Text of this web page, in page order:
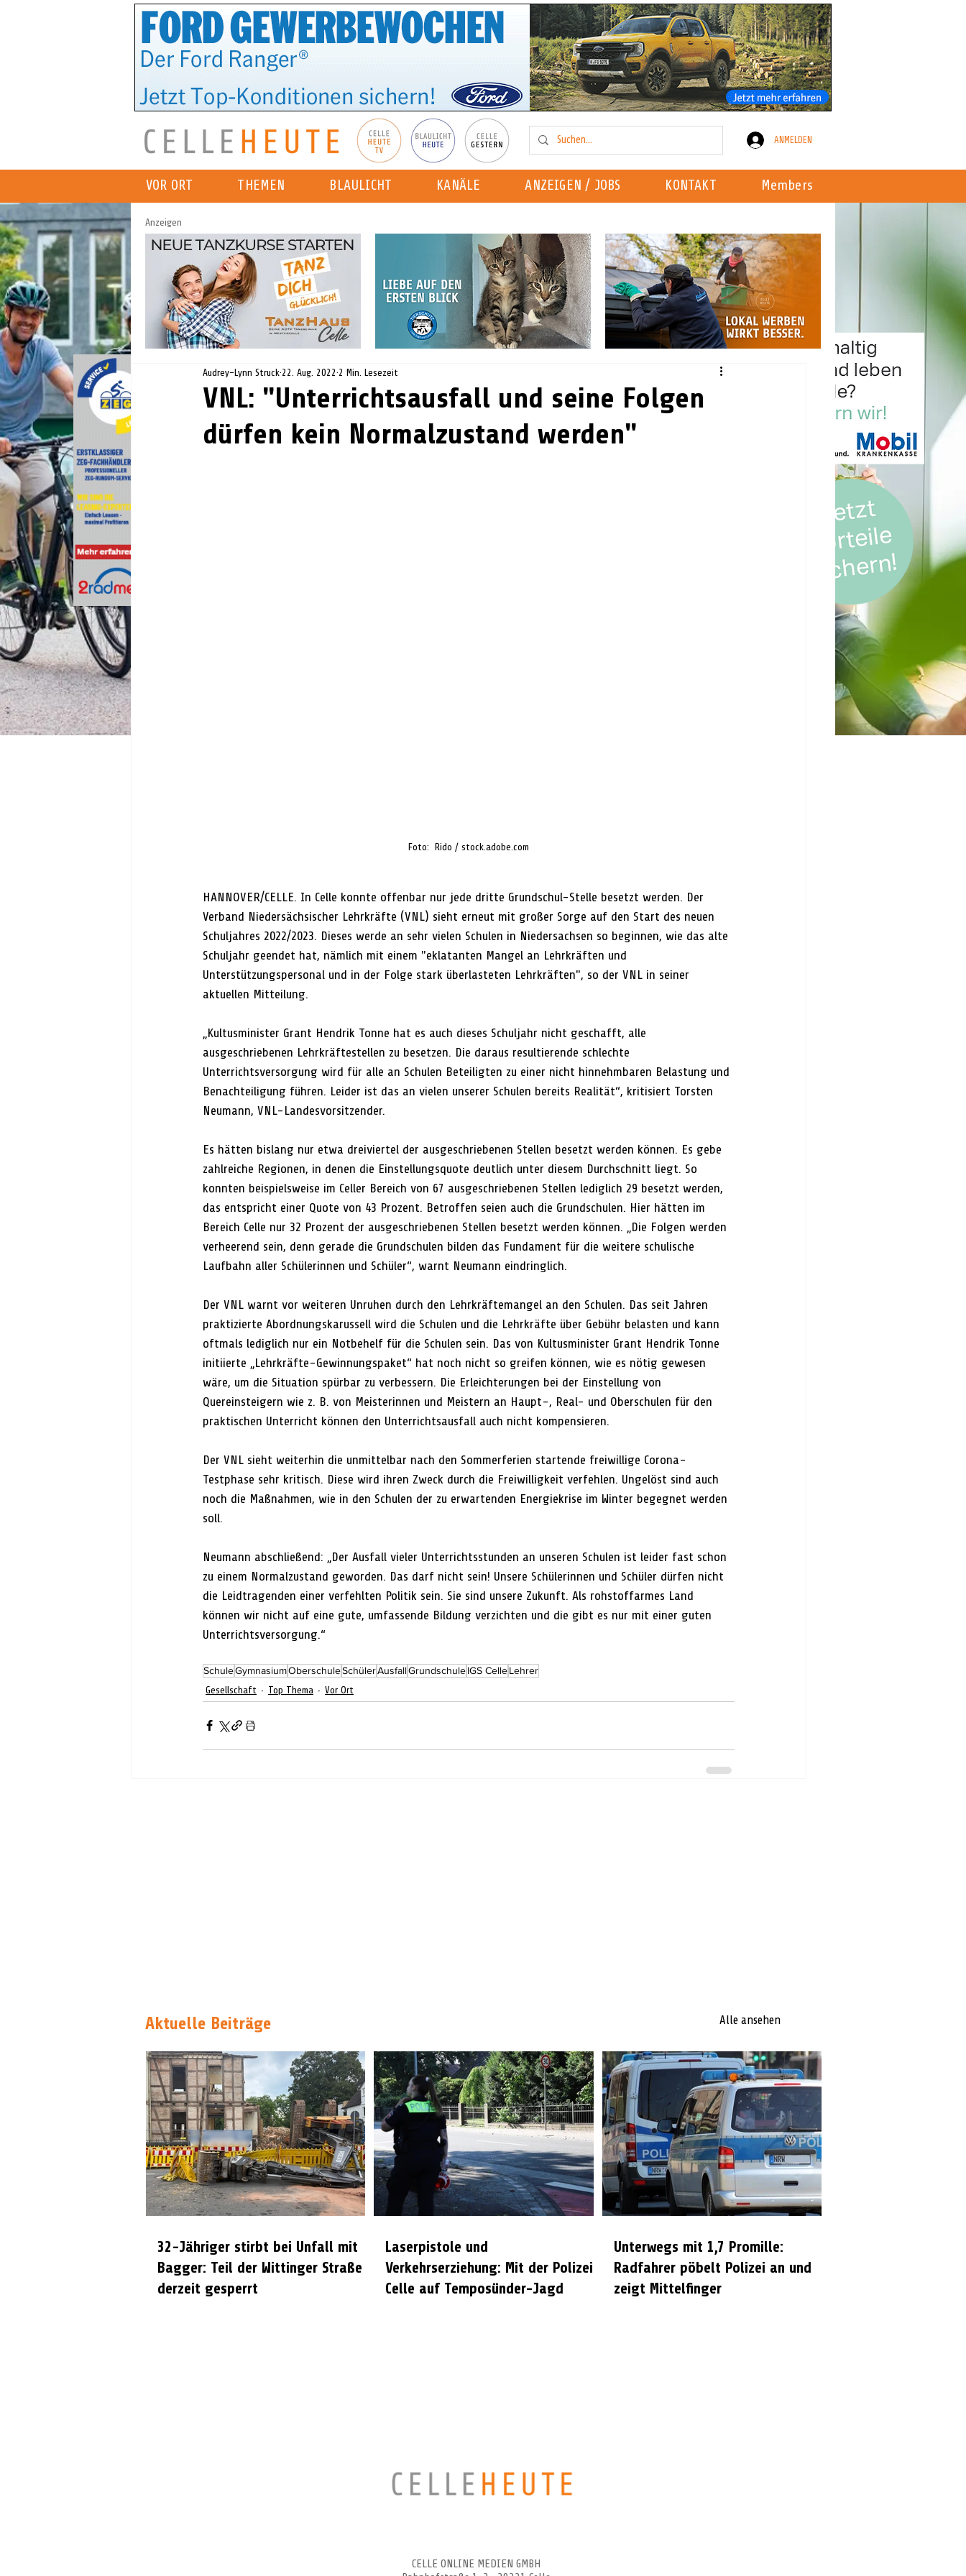
ANMELDEN
VOR ORT THEMEN BLAULICHT KANÄLE ANZEIGEN / JOBS KONTAKT Members
Anzeigen
VNL: "Unterrichtsausfall und seine Folgen
dürfen kein Normalzustand werden"
Audrey-Lynn Struck 22. Aug. 2022 2 Min. Lesezeit
Foto:  Rido / stock.adobe.com
HANNOVER/CELLE. In Celle konnte offenbar nur jede dritte Grundschul-Stelle besetzt werden. Der
Verband Niedersächsischer Lehrkräfte (VNL) sieht erneut mit großer Sorge auf den Start des neuen
Schuljahres 2022/2023. Dieses werde an sehr vielen Schulen in Niedersachsen so beginnen, wie das alte
Schuljahr geendet hat, nämlich mit einem "eklatanten Mangel an Lehrkräften und
Unterstützungspersonal und in der Folge stark überlasteten Lehrkräften", so der VNL in seiner
aktuellen Mitteilung.
„Kultusminister Grant Hendrik Tonne hat es auch dieses Schuljahr nicht geschafft, alle
ausgeschriebenen Lehrkräftestellen zu besetzen. Die daraus resultierende schlechte
Unterrichtsversorgung wird für alle an Schulen Beteiligten zu einer nicht hinnehmbaren Belastung und
Benachteiligung führen. Leider ist das an vielen unserer Schulen bereits Realität“, kritisiert Torsten
Neumann, VNL-Landesvorsitzender.
Es hätten bislang nur etwa dreiviertel der ausgeschriebenen Stellen besetzt werden können. Es gebe
zahlreiche Regionen, in denen die Einstellungsquote deutlich unter diesem Durchschnitt liegt. So
konnten beispielsweise im Celler Bereich von 67 ausgeschriebenen Stellen lediglich 29 besetzt werden,
das entspricht einer Quote von 43 Prozent. Betroffen seien auch die Grundschulen. Hier hätten im
Bereich Celle nur 32 Prozent der ausgeschriebenen Stellen besetzt werden können. „Die Folgen werden
verheerend sein, denn gerade die Grundschulen bilden das Fundament für die weitere schulische
Laufbahn aller Schülerinnen und Schüler“, warnt Neumann eindringlich.
Der VNL warnt vor weiteren Unruhen durch den Lehrkräftemangel an den Schulen. Das seit Jahren
praktizierte Abordnungskarussell wird die Schulen und die Lehrkräfte über Gebühr belasten und kann
oftmals lediglich nur ein Notbehelf für die Schulen sein. Das von Kultusminister Grant Hendrik Tonne
initiierte „Lehrkräfte-Gewinnungspaket“ hat noch nicht so greifen können, wie es nötig gewesen
wäre, um die Situation spürbar zu verbessern. Die Erleichterungen bei der Einstellung von
Quereinsteigern wie z. B. von Meisterinnen und Meistern an Haupt-, Real- und Oberschulen für den
praktischen Unterricht können den Unterrichtsausfall auch nicht kompensieren.
Der VNL sieht weiterhin die unmittelbar nach den Sommerferien startende freiwillige Corona-
Testphase sehr kritisch. Diese wird ihren Zweck durch die Freiwilligkeit verfehlen. Ungelöst sind auch
noch die Maßnahmen, wie in den Schulen der zu erwartenden Energiekrise im Winter begegnet werden
soll.
Neumann abschließend: „Der Ausfall vieler Unterrichtsstunden an unseren Schulen ist leider fast schon
zu einem Normalzustand geworden. Das darf nicht sein! Unsere Schülerinnen und Schüler dürfen nicht
die Leidtragenden einer verfehlten Politik sein. Sie sind unsere Zukunft. Als rohstoffarmes Land
können wir nicht auf eine gute, umfassende Bildung verzichten und die gibt es nur mit einer guten
Unterrichtsversorgung.“
SchuleGymnasiumOberschuleSchülerAusfallGrundschuleIGS CelleLehrer
Gesellschaft Top Thema Vor Ort
Aktuelle Beiträge Alle ansehen
32-Jähriger stirbt bei Unfall mit
Bagger: Teil der Wittinger Straße
derzeit gesperrt
Laserpistole und
Verkehrserziehung: Mit der Polizei
Celle auf Temposünder-Jagd
Unterwegs mit 1,7 Promille:
Radfahrer pöbelt Polizei an und
zeigt Mittelfinger
CELLE ONLINE MEDIEN GMBH